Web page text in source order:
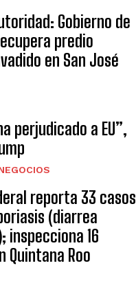
Gobierno de
predio
en San José
perjudicado a EU”,
reporta 33 casos
(diarrea
inspecciona 16
Quintana Roo